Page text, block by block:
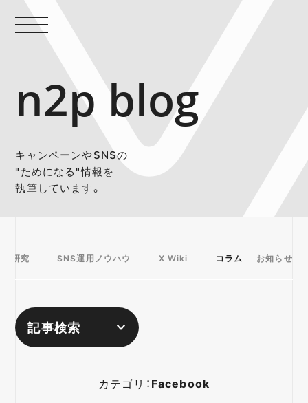
n2p blog
キャンペーンやSNSの
"ためになる"情報を
執筆しています。
研究 SNS運用ノウハウ X Wiki コラム お知らせ
記事検索
カテゴリ：Facebook